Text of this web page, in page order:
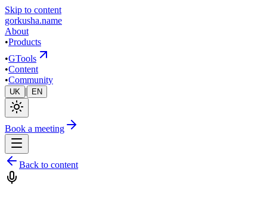
Skip to content
gorkusha.name
About
•Products
•GTools
•Content
•Community
UK | EN
Book a meeting
Back to content